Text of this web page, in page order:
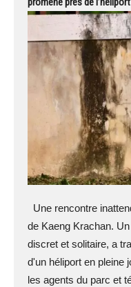
Une rencontre
de Kaeng Krachan.
discret et solitaire, a
d'un héliport en pleine
les agents du parc et